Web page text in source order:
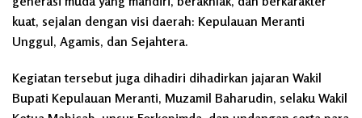
kuat, sejalan dengan visi daerah: Kepulauan Meranti
Unggul, Agamis, dan Sejahtera.
Kegiatan tersebut juga dihadiri dihadirkan jajaran Wakil
Bupati Kepulauan Meranti, Muzamil Baharudin, selaku Wakil